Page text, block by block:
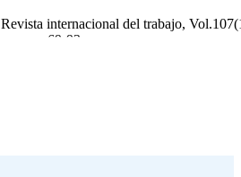
Revista internacional del trabajo,
pp.69-93